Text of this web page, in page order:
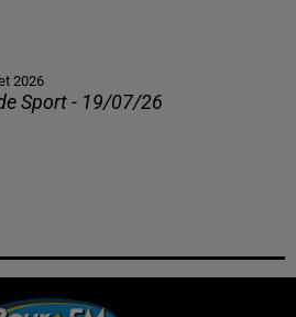
2026
Sport - 19/07/26